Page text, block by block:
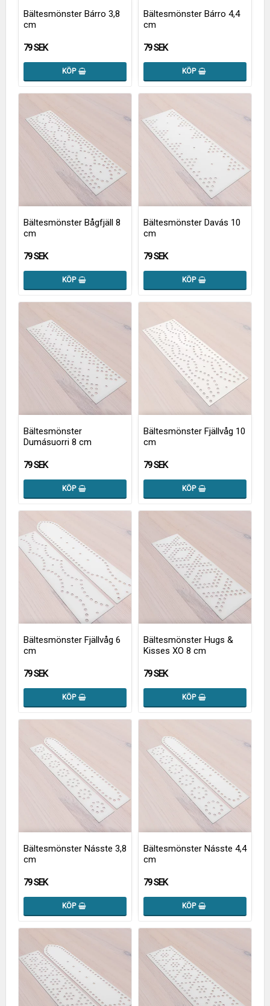
Bältesmönster Bárro 3,8
cm
79 SEK
KÖP
Bältesmönster Bárro 4,4
cm
79 SEK
KÖP
Bältesmönster Bågfjäll 8
cm
79 SEK
KÖP
Bältesmönster Davás 10
cm
79 SEK
KÖP
Bältesmönster
Dumásuorri 8 cm
79 SEK
KÖP
Bältesmönster Fjällvåg 10
cm
79 SEK
KÖP
Bältesmönster Fjällvåg 6
cm
79 SEK
KÖP
Bältesmönster Hugs &
Kisses XO 8 cm
79 SEK
KÖP
Bältesmönster Násste 3,8
cm
79 SEK
KÖP
Bältesmönster Násste 4,4
cm
79 SEK
KÖP